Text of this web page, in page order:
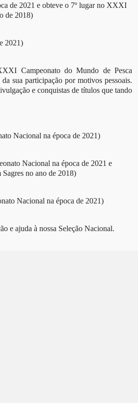
de 2021 e obteve o 7º lugar no XXXI
de 2018)
2021)
Campeonato do Mundo de Pesca
sua participação por motivos pessoais.
e conquistas de títulos que tando
Nacional na época de 2021)
Nacional na época de 2021 e
no ano de 2018)
Nacional na época de 2021)
e ajuda à nossa Seleção Nacional.